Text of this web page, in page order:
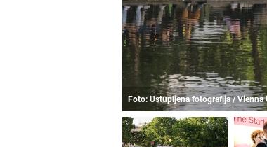
Foto: Ustupljena fotografija / Vienna